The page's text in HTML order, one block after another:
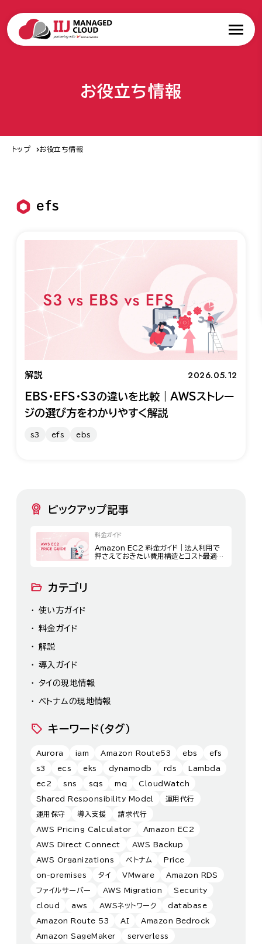
お役立ち情報
トップ お役立ち情報
efs
解説 2026.05.12
EBS・EFS・S3の違いを比較｜AWSストレー
ジの選び方をわかりやすく解説
s3 efs ebs
ピックアップ記事
料金ガイド
Amazon EC2 料金ガイド｜法人利用で
押さえておきたい費用構造とコスト最適化
カテゴリ
使い方ガイド
料金ガイド
解説
導入ガイド
タイの現地情報
ベトナムの現地情報
キーワード（タグ）
Aurora iam Amazon Route53 ebs efs
s3 ecs eks dynamodb rds Lambda
ec2 sns sqs mq CloudWatch
Shared Responsibility Model 運用代行
運用保守 導入支援 請求代行
AWS Pricing Calculator Amazon EC2
AWS Direct Connect AWS Backup
AWS Organizations ベトナム Price
on-premises タイ VMware Amazon RDS
ファイルサーバー AWS Migration Security
cloud aws AWSネットワーク database
Amazon Route 53 AI Amazon Bedrock
Amazon SageMaker serverless